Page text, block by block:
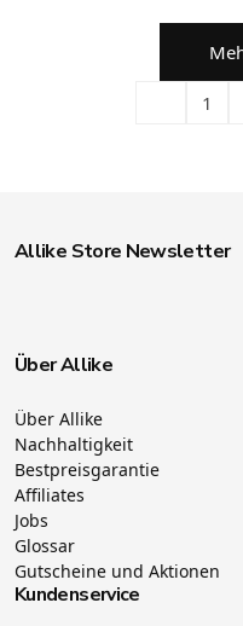
1
Allike Store Newsletter
Über Allike
Über Allike
Nachhaltigkeit
Bestpreisgarantie
Affiliates
Jobs
Glossar
Gutscheine und Aktionen
Kundenservice